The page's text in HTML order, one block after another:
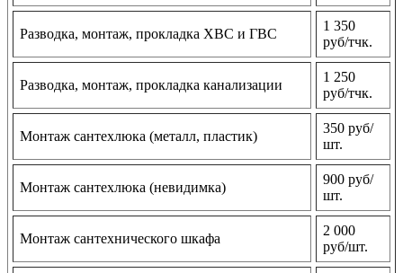
Разводка, монтаж, прокладка ХВС и ГВС
1 350
руб/тчк.
Разводка, монтаж, прокладка канализации
1 250
руб/тчк.
Монтаж сантехлюка (металл, пластик)
350 руб/
шт.
Монтаж сантехлюка (невидимка)
900 руб/
шт.
Монтаж сантехнического шкафа
2 000
руб/шт.